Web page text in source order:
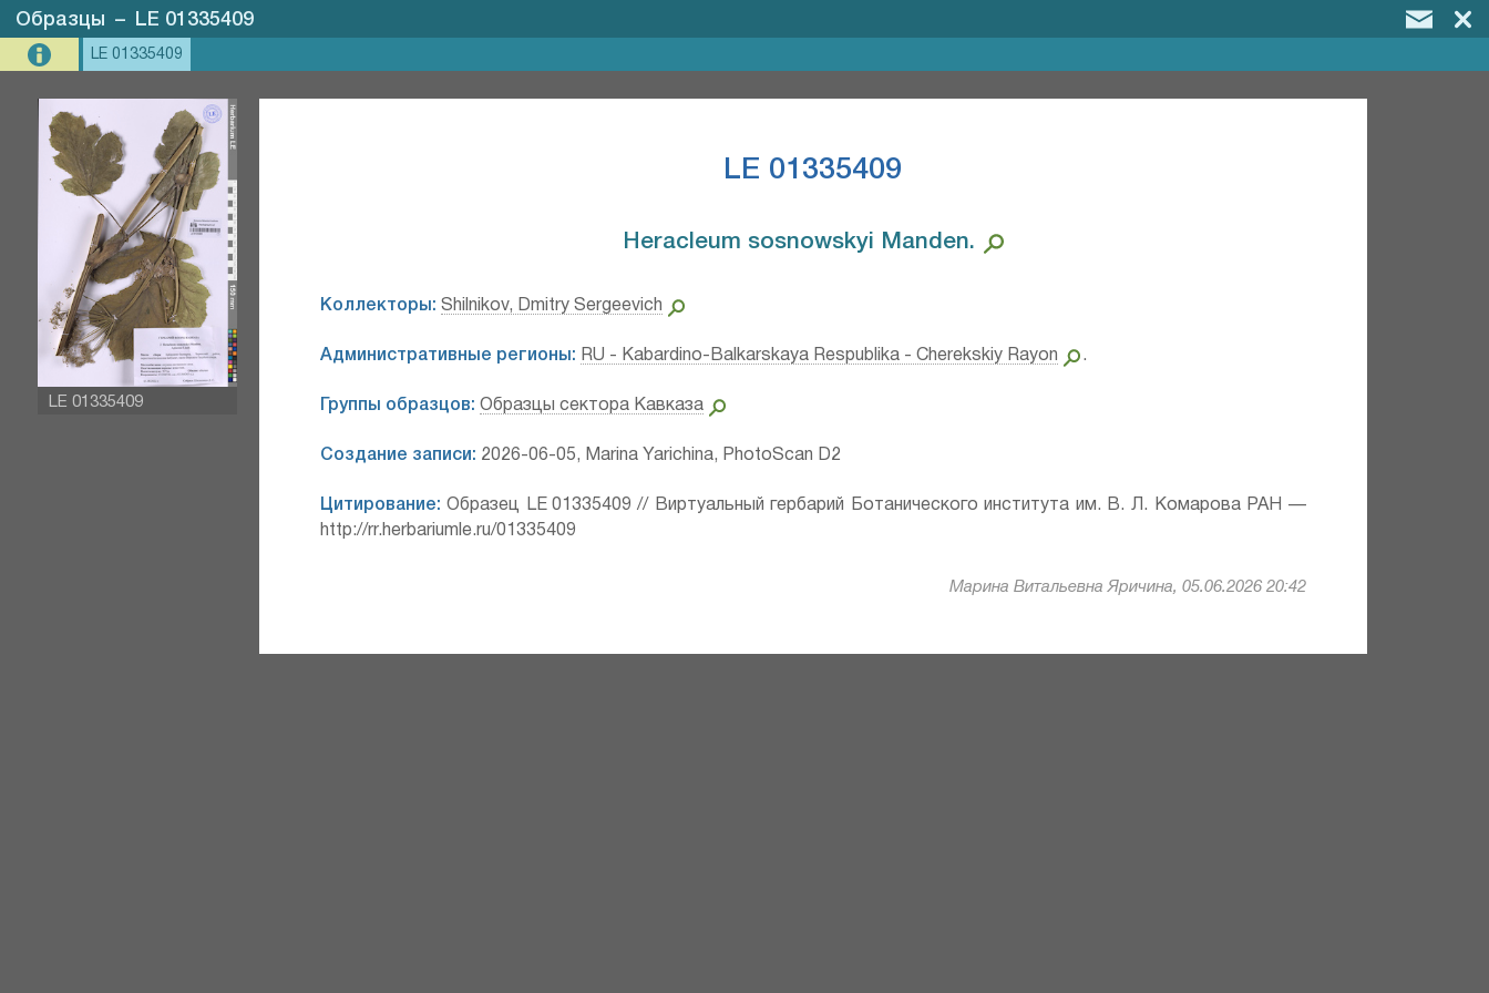
Образцы – LE 01335409
LE 01335409
LE 01335409
LE 01335409
Heracleum sosnowskyi Manden.⁣
Коллекторы: Shilnikov, Dmitry Sergeevich
Административные регионы: RU - Kabardino-Balkarskaya Respublika - Cherekskiy Rayon .
Группы образцов: Образцы сектора Кавказа
Создание записи: 2026-06-05, Marina Yarichina, PhotoScan D2
Цитирование: Образец LE 01335409 // Виртуальный гербарий Ботанического института им. В. Л. Комарова РАН —
http://rr.herbariumle.ru/01335409
Марина Витальевна Яричина, 05.06.2026 20:42